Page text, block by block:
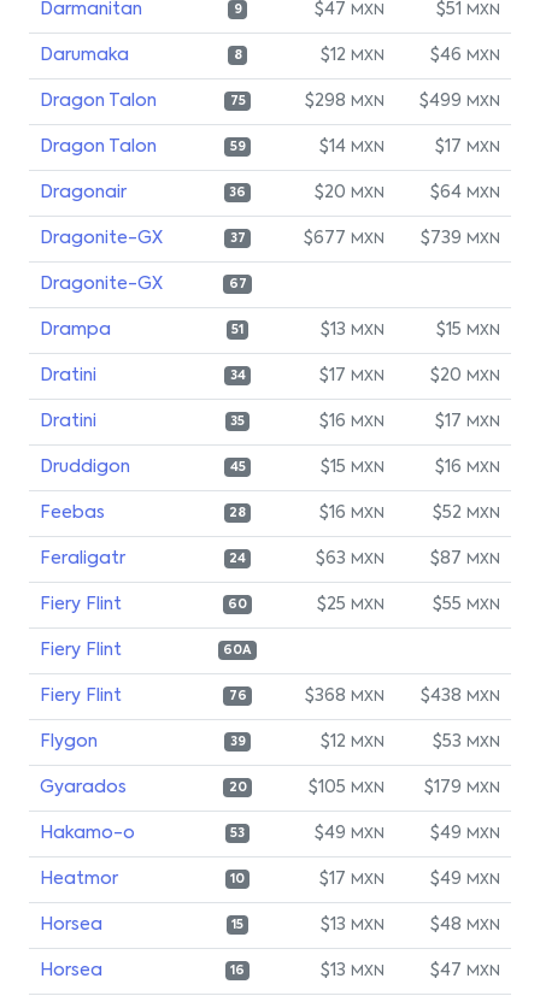
Darmanitan 9 $47 MXN $51 MXN
Darumaka 8 $12 MXN $46 MXN
Dragon Talon 75 $298 MXN $499 MXN
Dragon Talon 59 $14 MXN $17 MXN
Dragonair 36 $20 MXN $64 MXN
Dragonite-GX 37 $677 MXN $739 MXN
Dragonite-GX 67
Drampa 51 $13 MXN $15 MXN
Dratini 34 $17 MXN $20 MXN
Dratini 35 $16 MXN $17 MXN
Druddigon 45 $15 MXN $16 MXN
Feebas 28 $16 MXN $52 MXN
Feraligatr 24 $63 MXN $87 MXN
Fiery Flint 60 $25 MXN $55 MXN
Fiery Flint 60A
Fiery Flint 76 $368 MXN $438 MXN
Flygon 39 $12 MXN $53 MXN
Gyarados 20 $105 MXN $179 MXN
Hakamo-o 53 $49 MXN $49 MXN
Heatmor 10 $17 MXN $49 MXN
Horsea 15 $13 MXN $48 MXN
Horsea 16 $13 MXN $47 MXN